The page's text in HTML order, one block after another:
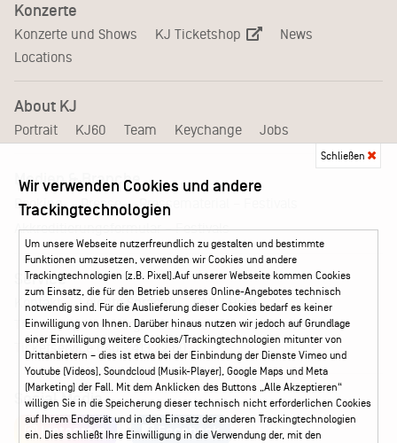
Konzerte
Konzerte und Shows KJ Ticketshop
News
Locations
About KJ
Portrait KJ60 Team Keychange Jobs
Medien & Branche
Booking Presse
Pressematerial – Festivals
Akkreditierungsformular – Festivals
Service
Kontakt Leichte Sprache
FAQ / Hilfe
Ticketshop Hamburg
Gutscheine
Callback-Service
Ticketservice 040 - 413 22 60
Social Media
Instagram Facebook
Schließen
Wir verwenden Cookies und andere
Trackingtechnologien
Um unsere Webseite nutzerfreundlich zu gestalten und bestimmte
Funktionen umzusetzen, verwenden wir Cookies und andere
Trackingtechnologien (z.B. Pixel).Auf unserer Webseite kommen Cookies
zum Einsatz, die für den Betrieb unseres Online-Angebotes technisch
notwendig sind. Für die Auslieferung dieser Cookies bedarf es keiner
Einwilligung von Ihnen. Darüber hinaus nutzen wir jedoch auf Grundlage
einer Einwilligung weitere Cookies/Trackingtechnologien mitunter von
Drittanbietern – dies ist etwa bei der Einbindung der Dienste Vimeo und
Youtube (Videos), Soundcloud (Musik-Player), Google Maps und Meta
(Marketing) der Fall. Mit dem Anklicken des Buttons „Alle Akzeptieren“
willigen Sie in die Speicherung dieser technisch nicht erforderlichen Cookies
auf Ihrem Endgerät und in den Einsatz der anderen Trackingtechnologien
ein. Dies schließt Ihre Einwilligung in die Verwendung der, mit den